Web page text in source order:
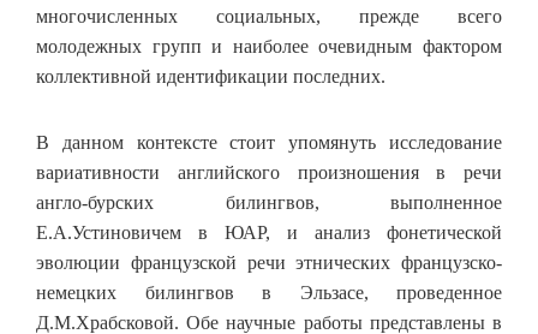
многочисленных социальных, прежде всего
молодежных групп и наиболее очевидным фактором
коллективной идентификации последних.
В данном контексте стоит упомянуть исследование
вариативности английского произношения в речи
англо-бурских билингвов, выполненное
Е.А.Устиновичем в ЮАР, и анализ фонетической
эволюции французской речи этнических французско-
немецких билингвов в Эльзасе, проведенное
Д.М.Храбсковой. Обе научные работы представлены в